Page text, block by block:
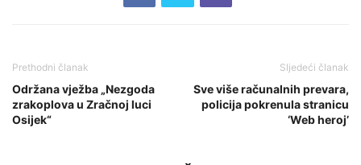
Prethodni članak
Održana vježba „Nezgoda
zrakoplova u Zračnoj luci
Osijek“
Sljedeći članak
Sve više računalnih prevara,
policija pokrenula stranicu
‘Web heroj’